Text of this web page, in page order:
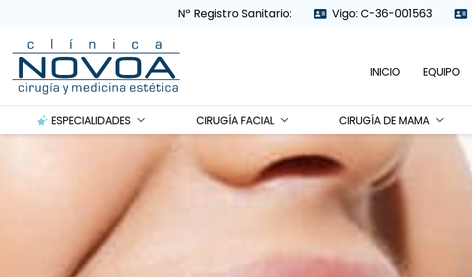
Nº Registro Sanitario: Vigo: C-36-001563
INICIO EQUIPO
ESPECIALIDADES CIRUGÍA FACIAL CIRUGÍA DE MAMA